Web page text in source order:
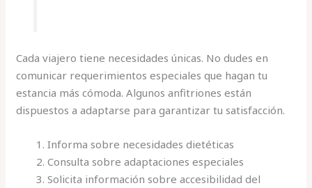
Cada viajero tiene necesidades únicas. No dudes en
comunicar requerimientos especiales que hagan tu
estancia más cómoda. Algunos anfitriones están
dispuestos a adaptarse para garantizar tu satisfacción.
Informa sobre necesidades dietéticas
Consulta sobre adaptaciones especiales
Solicita información sobre accesibilidad del